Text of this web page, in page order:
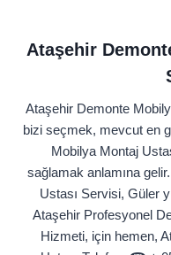
Ataşehir
Ataşehir Demonte
bizi seçmek, mevcut en
Mobilya Montaj
sağlamak anlamına
Ustası Servisi, Güler
Ataşehir Profesyonel
Hizmeti, için hemen,